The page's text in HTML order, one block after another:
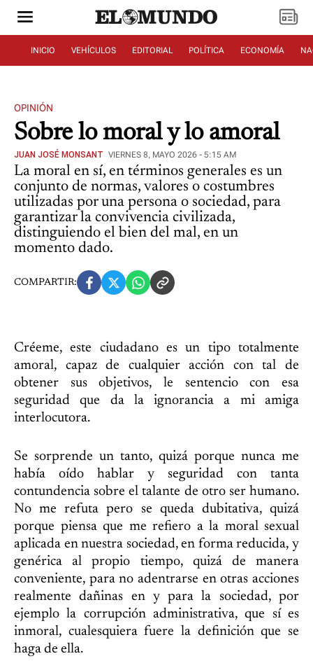
INICIO VEHÍCULOS EDITORIAL POLÍTICA ECONOMÍA
OPINIÓN
Sobre lo moral y lo amoral
JUAN JOSÉ MONSANT VIERNES 8, MAYO 2026 - 5:15 AM
La moral en sí, en términos generales es un
conjunto de normas, valores o costumbres
utilizadas por una persona o sociedad, para
garantizar la convivencia civilizada,
distinguiendo el bien del mal, en un
momento dado.
COMPARTIR:
Créeme, este ciudadano es un tipo totalmente
amoral, capaz de cualquier acción con tal de
obtener sus objetivos, le sentencio con esa
seguridad que da la ignorancia a mi amiga
interlocutora.
Se sorprende un tanto, quizá porque nunca me
había oído hablar y seguridad con tanta
contundencia sobre el talante de otro ser humano.
No me refuta pero se queda dubitativa, quizá
porque piensa que me refiero a la moral sexual
aplicada en nuestra sociedad, en forma reducida, y
genérica al propio tiempo, quizá de manera
conveniente, para no adentrarse en otras acciones
realmente dañinas en y para la sociedad, por
ejemplo la corrupción administrativa, que sí es
inmoral, cualesquiera fuere la definición que se
haga de ella.